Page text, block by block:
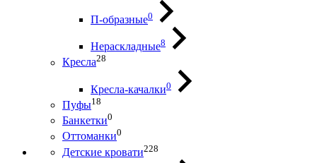
П-образные0
Нераскладные8
Кресла28
Кресла-качалки0
Пуфы18
Банкетки0
Оттоманки0
Детские кровати228